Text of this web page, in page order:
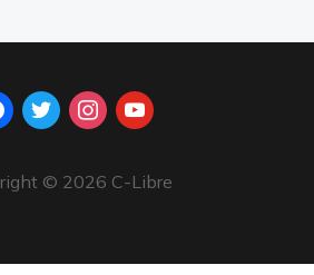
twitterinstagram
youtube
© 2026 C-Libre